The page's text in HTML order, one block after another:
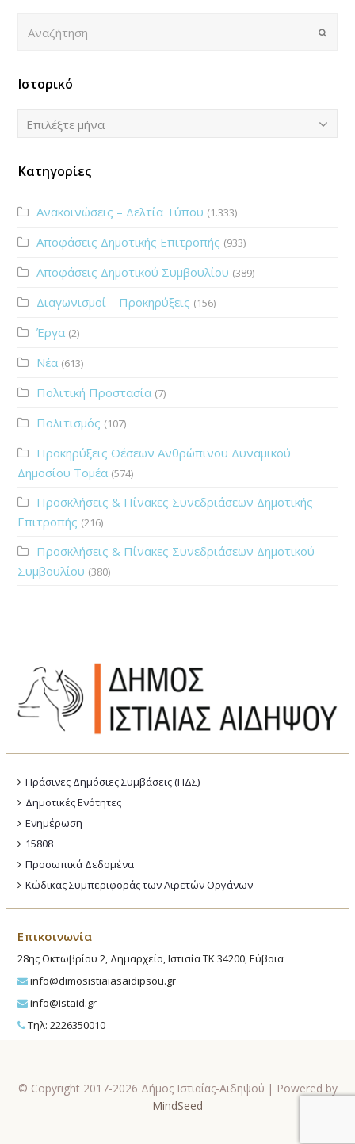
Submit
Ιστορικό
Ιστορικό
Επιλέξτε μήνα
Κατηγορίες
Ανακοινώσεις – Δελτία Τύπου (1.333)
Αποφάσεις Δημοτικής Επιτροπής (933)
Αποφάσεις Δημοτικού Συμβουλίου (389)
Διαγωνισμοί – Προκηρύξεις (156)
Έργα (2)
Νέα (613)
Πολιτική Προστασία (7)
Πολιτισμός (107)
Προκηρύξεις Θέσεων Ανθρώπινου Δυναμικού
Δημοσίου Τομέα (574)
Προσκλήσεις & Πίνακες Συνεδριάσεων Δημοτικής
Επιτροπής (216)
Προσκλήσεις & Πίνακες Συνεδριάσεων Δημοτικού
Συμβουλίου (380)
Πράσινες Δημόσιες Συμβάσεις (ΠΔΣ)
Δημοτικές Ενότητες
Ενημέρωση
15808
Προσωπικά Δεδομένα
Κώδικας Συμπεριφοράς των Αιρετών Οργάνων
Επικοινωνία
28ης Οκτωβρίου 2, Δημαρχείο, Ιστιαία ΤΚ 34200, Εύβοια
info@dimosistiaiasaidipsou.gr
info@istaid.gr
Τηλ: 2226350010
© Copyright 2017-2026 Δήμος Ιστιαίας-Αιδηψού | Powered by
MindSeed